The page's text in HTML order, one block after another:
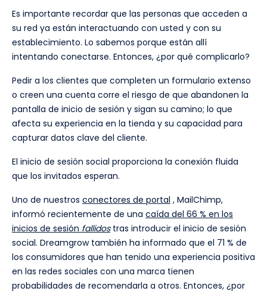
Es importante recordar que las personas que acceden a
su red ya están interactuando con usted y con su
establecimiento. Lo sabemos porque están allí
intentando conectarse. Entonces, ¿por qué complicarlo?
Pedir a los clientes que completen un formulario extenso
o creen una cuenta corre el riesgo de que abandonen la
pantalla de inicio de sesión y sigan su camino; lo que
afecta su experiencia en la tienda y su capacidad para
capturar datos clave del cliente.
El inicio de sesión social proporciona la conexión fluida
que los invitados esperan.
Uno de nuestros conectores de portal , MailChimp,
informó recientemente de una caída del 66 % en los
inicios de sesión fallidostras introducir el inicio de sesión
social. Dreamgrow también ha informado que el 71 % de
los consumidores que han tenido una experiencia positiva
en las redes sociales con una marca tienen
probabilidades de recomendarla a otros. Entonces, ¿por